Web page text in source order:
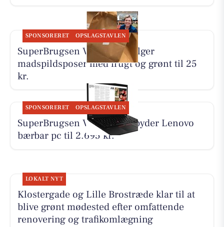
SPONSORERET OPSLAGSTAVLEN
SuperBrugsen Vamdrup sælger
madspildsposer med frugt og grønt til 25
kr.
SPONSORERET OPSLAGSTAVLEN
SuperBrugsen Vamdrup tilbyder Lenovo
bærbar pc til 2.695 kr.
LOKALT NYT
Klostergade og Lille Brostræde klar til at
blive grønt mødested efter omfattende
renovering og trafikomlægning